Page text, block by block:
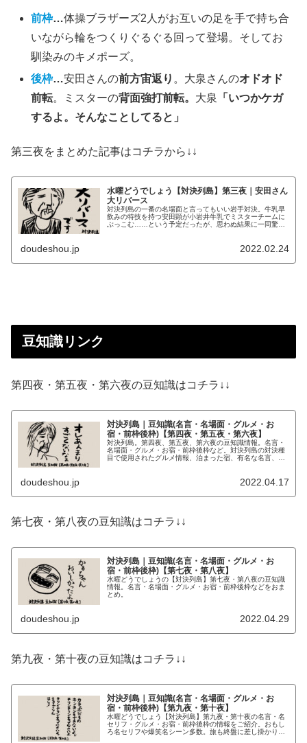
前枠…体操ブラザーズ2人がお互いの足を手で持ち合
いながら輪をつくりぐるぐる回って登場。そしてお
馴染みのキメポーズ。
後枠…安田さんの前方宙返り 。大泉さんのオドオド
前転。ミスターの背面強打前転。 大泉
「いつかケガ
するよ。そんなことしてると」
第三夜をまとめた記事はコチラから↓↓
水曜どうでしょう【対決列島】第三夜｜安田さん
大リバース
対決列島の一番の名場面と言ってもいい岩手対決。牛乳早
飲みの特技を持つ安田顕が小岩井牛乳でミスターチームに
ぶっこむ……という予定だったが、思わぬ結果に一同驚
doudeshou.jp 2022.02.24
豆知識リンク
第四夜・第五夜・第六夜の豆知識はコチラ↓↓
対決列島｜豆知識(名言・名場面・グルメ・お
宿・前枠後枠)【第四夜・第五夜・第六夜】
対決列島。第四夜、第五夜、第六夜の豆知識情報。名言・
名場面・グルメ・お宿・前枠後枠など。対決列島の対決種
目で使用されたグルメ情報、泊まった宿、有名な名言、隠
doudeshou.jp 2022.04.17
第七夜・第八夜の豆知識はコチラ↓↓
対決列島｜豆知識(名言・名場面・グルメ・お
宿・前枠後枠)【第七夜・第八夜】
水曜どうでしょうの【対決列島】第七夜・第八夜の豆知識
情報。名言・名場面・グルメ・お宿・前枠後枠などをおま
とめ。
doudeshou.jp 2022.04.29
第九夜・第十夜の豆知識はコチラ↓↓
対決列島｜豆知識(名言・名場面・グルメ・お
宿・前枠後枠)【第九夜・第十夜】
水曜どうでしょう【対決列島】第九夜・第十夜の名言・名
セリフ・グルメ・お宿・前枠後枠の情報をご紹介。おもし
ろ名セリフや爆笑名シーン多数。旅も終盤に差し掛かりい